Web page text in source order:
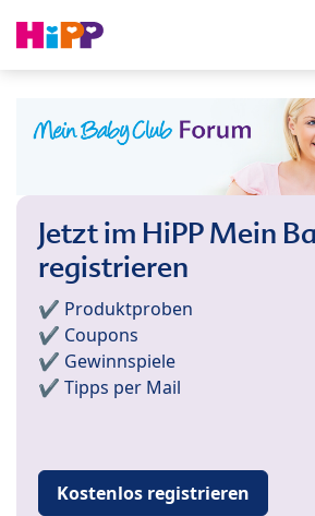
Jetzt im HiPP Mein
registrieren
✔️ Produktproben
✔️ Coupons
✔️ Gewinnspiele
✔️ Tipps per Mail
Kostenlos registrieren